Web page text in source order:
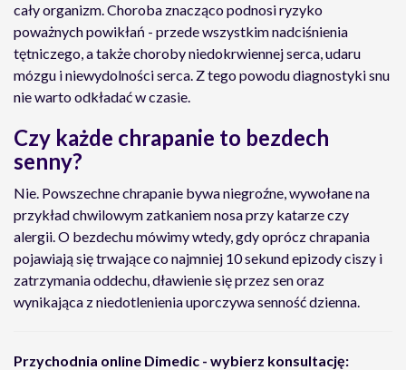
cały organizm. Choroba znacząco podnosi ryzyko
poważnych powikłań - przede wszystkim nadciśnienia
tętniczego, a także choroby niedokrwiennej serca, udaru
mózgu i niewydolności serca. Z tego powodu diagnostyki snu
nie warto odkładać w czasie.
Czy każde chrapanie to bezdech
senny?
Nie. Powszechne chrapanie bywa niegroźne, wywołane na
przykład chwilowym zatkaniem nosa przy katarze czy
alergii. O bezdechu mówimy wtedy, gdy oprócz chrapania
pojawiają się trwające co najmniej 10 sekund epizody ciszy i
zatrzymania oddechu, dławienie się przez sen oraz
wynikająca z niedotlenienia uporczywa senność dzienna.
Przychodnia online Dimedic - wybierz konsultację: